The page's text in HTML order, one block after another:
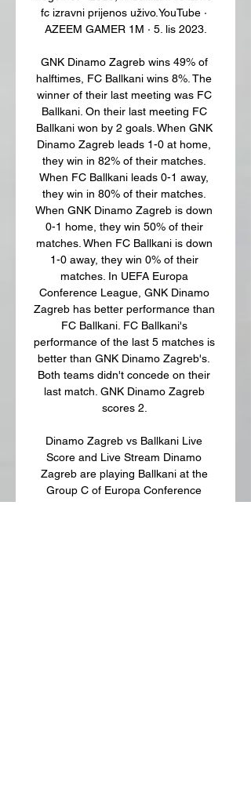
fc izravni prijenos uživo.YouTube ·
AZEEM GAMER 1M · 5. lis 2023.
GNK Dinamo Zagreb wins 49% of
halftimes, FC Ballkani wins 8%. The
winner of their last meeting was FC
Ballkani. On their last meeting FC
Ballkani won by 2 goals. When GNK
Dinamo Zagreb leads 1-0 at home,
they win in 82% of their matches.
When FC Ballkani leads 0-1 away,
they win in 80% of their matches.
When GNK Dinamo Zagreb is down
0-1 home, they win 50% of their
matches. When FC Ballkani is down
1-0 away, they win 0% of their
matches. In UEFA Europa
Conference League, GNK Dinamo
Zagreb has better performance than
FC Ballkani. FC Ballkani's
performance of the last 5 matches is
better than GNK Dinamo Zagreb's.
Both teams didn't concede on their
last match. GNK Dinamo Zagreb
scores 2.
Dinamo Zagreb vs Ballkani Live
Score and Live Stream Dinamo
Zagreb are playing Ballkani at the
Group C of Europa Conference